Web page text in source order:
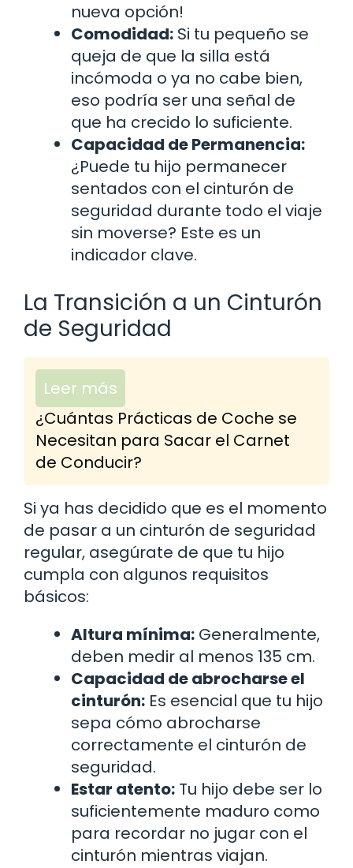
nueva opción!
Comodidad: Si tu pequeño se
queja de que la silla está
incómoda o ya no cabe bien,
eso podría ser una señal de
que ha crecido lo suficiente.
Capacidad de Permanencia:
¿Puede tu hijo permanecer
sentados con el cinturón de
seguridad durante todo el viaje
sin moverse? Este es un
indicador clave.
La Transición a un Cinturón
de Seguridad
Leer más
¿Cuántas Prácticas de Coche se
Necesitan para Sacar el Carnet
de Conducir?
Si ya has decidido que es el momento
de pasar a un cinturón de seguridad
regular, asegúrate de que tu hijo
cumpla con algunos requisitos
básicos:
Altura mínima: Generalmente,
deben medir al menos 135 cm.
Capacidad de abrocharse el
cinturón: Es esencial que tu hijo
sepa cómo abrocharse
correctamente el cinturón de
seguridad.
Estar atento: Tu hijo debe ser lo
suficientemente maduro como
para recordar no jugar con el
cinturón mientras viajan.